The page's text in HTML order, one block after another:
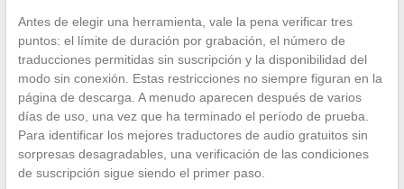
Antes de elegir una herramienta, vale la pena verificar tres
puntos: el límite de duración por grabación, el número de
traducciones permitidas sin suscripción y la disponibilidad del
modo sin conexión. Estas restricciones no siempre figuran en la
página de descarga. A menudo aparecen después de varios
días de uso, una vez que ha terminado el período de prueba.
Para identificar los mejores traductores de audio gratuitos sin
sorpresas desagradables, una verificación de las condiciones
de suscripción sigue siendo el primer paso.